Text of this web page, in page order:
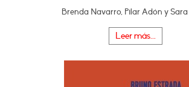
Brenda Navarro, Pilar Adón y Sara
Leer más...